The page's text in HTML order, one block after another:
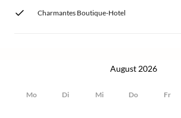
Charmantes Boutique-Hotel
August 2026
Mo Di Mi Do Fr